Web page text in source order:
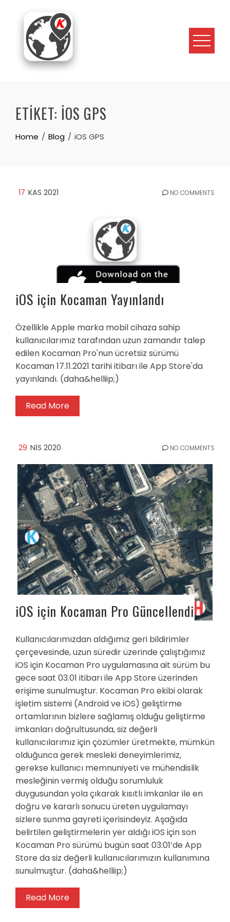
content
ETIKET: IOS GPS
Home Blog iOS GPS
17 KAS 2021 NO COMMENTS
iOS için Kocaman Yayınlandı
Özellikle Apple marka mobil cihaza sahip
kullanıcılarımız tarafından uzun zamandır talep
edilen Kocaman Pro'nun ücretsiz sürümü
Kocaman 17.11.2021 tarihi itibarı ile App Store'da
yayınlandı. (daha&helliip;)
Read More
29 NIS 2020 NO COMMENTS
iOS için Kocaman Pro Güncellendi
Kullanıcılarımızdan aldığımız geri bildirimler
çerçevesinde, uzun süredir üzerinde çalıştığımız
iOS için Kocaman Pro uygulamasına ait sürüm bu
gece saat 03.01 itibarı ile App Store üzerinden
erişime sunulmuştur. Kocaman Pro ekibi olarak
işletim sistemi (Android ve iOS) geliştirme
ortamlarının bizlere sağlamış olduğu geliştirme
imkanları doğrultusunda, siz değerli
kullanıcılarımız için çözümler üretmekte, mümkün
olduğunca gerek mesleki deneyimlerimiz,
gerekse kullanıcı memnuniyeti ve mühendislik
mesleğinin vermiş olduğu sorumluluk
duygusundan yola çıkarak kısıtlı imkanlar ile en
doğru ve kararlı sonucu üreten uygulamayı
sizlere sunma gayreti içerisindeyiz. Aşağıda
belirtilen geliştirmelerin yer aldığı iOS için son
Kocaman Pro sürümü bugün saat 03:01’de App
Store da siz değerli kullanıcılarımızın kullanımına
sunulmuştur. (daha&helliip;)
Read More